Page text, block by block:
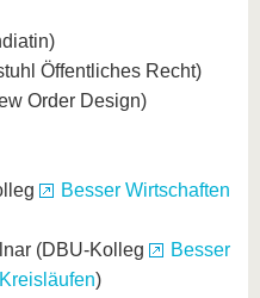
Öffentliches Recht)
Order Design)
Besser Wirtschaften
(DBU-Kolleg
Besser
)